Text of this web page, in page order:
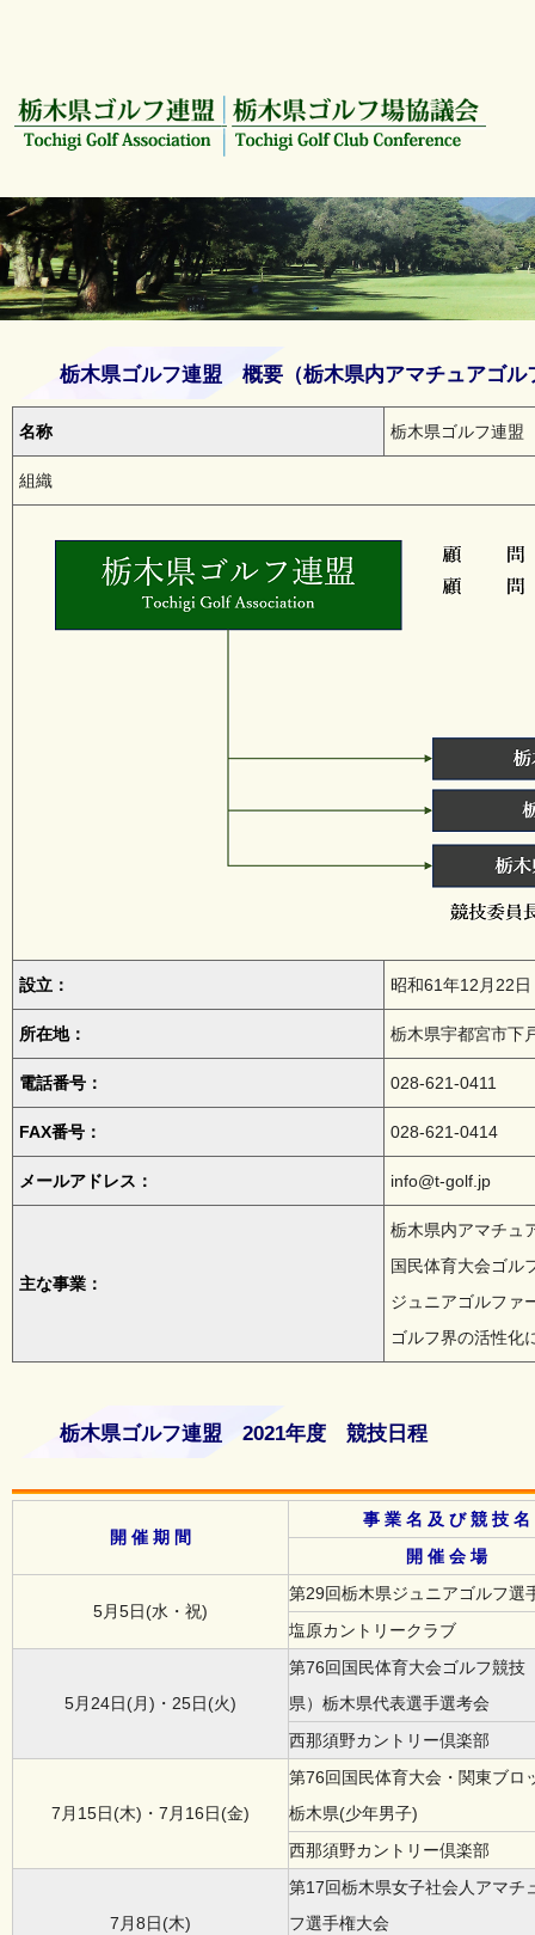
栃木県ゴルフ連盟 概要（栃木県内アマチュアゴル
名称 栃木県ゴルフ連盟
組織
設立： 昭和61年12月22日
所在地： 栃木県宇都宮市下
電話番号： 028-621-0411
FAX番号： 028-621-0414
メールアドレス： info@t-golf.jp
主な事業：
栃木県内アマチュ
国民体育大会ゴル
ジュニアゴルファ
ゴルフ界の活性化
栃木県ゴルフ連盟 2021年度 競技日程
開 催 期 間
事 業 名 及 び 競 技 名
開 催 会 場
5月5日(水・祝)
第29回栃木県ジュニアゴルフ選
塩原カントリークラブ
5月24日(月)・25日(火)
第76回国民体育大会ゴルフ競技
県）栃木県代表選手選考会
西那須野カントリー倶楽部
7月15日(木)・7月16日(金)
第76回国民体育大会・関東ブロ
栃木県(少年男子)
西那須野カントリー倶楽部
7月8日(木)
第17回栃木県女子社会人アマチ
フ選手権大会